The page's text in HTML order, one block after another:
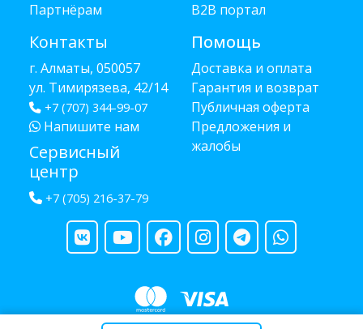
Партнёрам
Контакты
г. Алматы, 050057
ул. Тимирязева, 42/14
+7 (707) 344-99-07
Напишите нам
Сервисный
центр
+7 (705) 216-37-79
B2B портал
Помощь
Доставка и оплата
Гарантия и возврат
Публичная оферта
Предложения и
жалобы